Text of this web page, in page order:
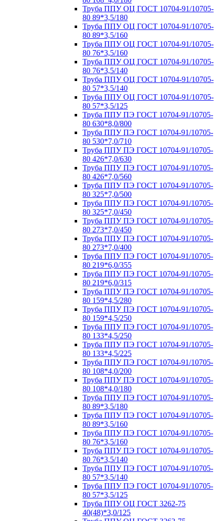
Труба ППУ ОЦ ГОСТ 10704-91/10705-
80 89*3,5/180
Труба ППУ ОЦ ГОСТ 10704-91/10705-
80 89*3,5/160
Труба ППУ ОЦ ГОСТ 10704-91/10705-
80 76*3,5/160
Труба ППУ ОЦ ГОСТ 10704-91/10705-
80 76*3,5/140
Труба ППУ ОЦ ГОСТ 10704-91/10705-
80 57*3,5/140
Труба ППУ ОЦ ГОСТ 10704-91/10705-
80 57*3,5/125
Труба ППУ ПЭ ГОСТ 10704-91/10705-
80 630*8,0/800
Труба ППУ ПЭ ГОСТ 10704-91/10705-
80 530*7,0/710
Труба ППУ ПЭ ГОСТ 10704-91/10705-
80 426*7,0/630
Труба ППУ ПЭ ГОСТ 10704-91/10705-
80 426*7,0/560
Труба ППУ ПЭ ГОСТ 10704-91/10705-
80 325*7,0/500
Труба ППУ ПЭ ГОСТ 10704-91/10705-
80 325*7,0/450
Труба ППУ ПЭ ГОСТ 10704-91/10705-
80 273*7,0/450
Труба ППУ ПЭ ГОСТ 10704-91/10705-
80 273*7,0/400
Труба ППУ ПЭ ГОСТ 10704-91/10705-
80 219*6,0/355
Труба ППУ ПЭ ГОСТ 10704-91/10705-
80 219*6,0/315
Труба ППУ ПЭ ГОСТ 10704-91/10705-
80 159*4,5/280
Труба ППУ ПЭ ГОСТ 10704-91/10705-
80 159*4,5/250
Труба ППУ ПЭ ГОСТ 10704-91/10705-
80 133*4,5/250
Труба ППУ ПЭ ГОСТ 10704-91/10705-
80 133*4,5/225
Труба ППУ ПЭ ГОСТ 10704-91/10705-
80 108*4,0/200
Труба ППУ ПЭ ГОСТ 10704-91/10705-
80 108*4,0/180
Труба ППУ ПЭ ГОСТ 10704-91/10705-
80 89*3,5/180
Труба ППУ ПЭ ГОСТ 10704-91/10705-
80 89*3,5/160
Труба ППУ ПЭ ГОСТ 10704-91/10705-
80 76*3,5/160
Труба ППУ ПЭ ГОСТ 10704-91/10705-
80 76*3,5/140
Труба ППУ ПЭ ГОСТ 10704-91/10705-
80 57*3,5/140
Труба ППУ ПЭ ГОСТ 10704-91/10705-
80 57*3,5/125
Труба ППУ ОЦ ГОСТ 3262-75
40(48)*3,0/125